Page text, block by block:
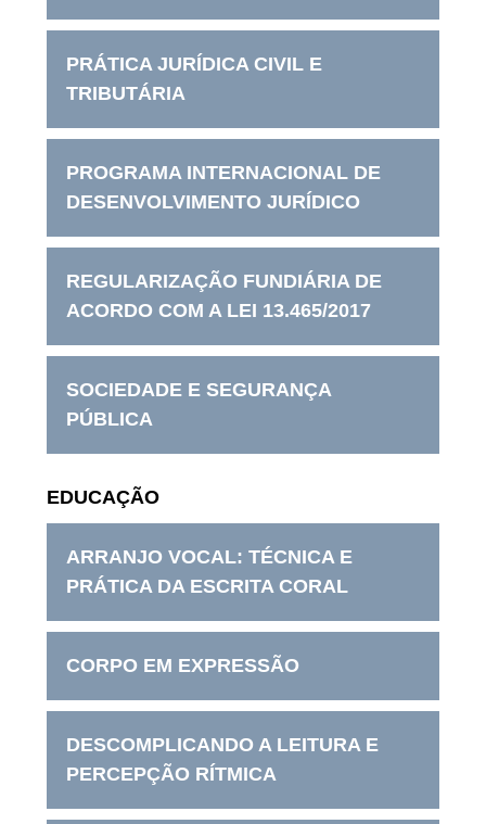
PRÁTICA JURÍDICA CIVIL E
TRIBUTÁRIA
PROGRAMA INTERNACIONAL DE
DESENVOLVIMENTO JURÍDICO
REGULARIZAÇÃO FUNDIÁRIA DE
ACORDO COM A LEI 13.465/2017
SOCIEDADE E SEGURANÇA
PÚBLICA
EDUCAÇÃO
ARRANJO VOCAL: TÉCNICA E
PRÁTICA DA ESCRITA CORAL
CORPO EM EXPRESSÃO
DESCOMPLICANDO A LEITURA E
PERCEPÇÃO RÍTMICA